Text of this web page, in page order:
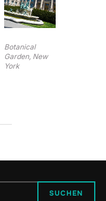
Botanical
Garden, New
York
SUCHEN